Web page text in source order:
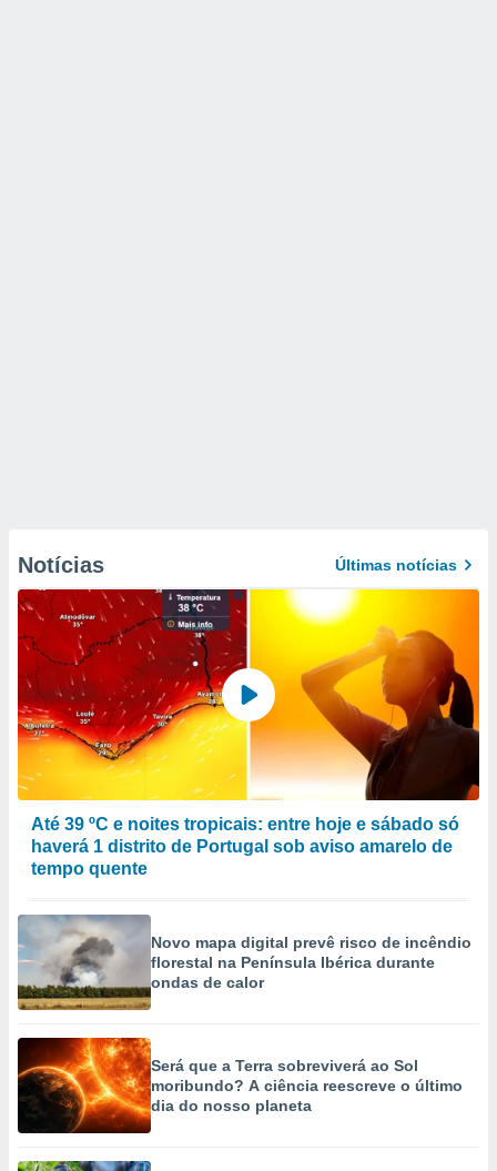
Notícias Últimas notícias
Até 39 ºC e noites tropicais: entre hoje e sábado só
haverá 1 distrito de Portugal sob aviso amarelo de
tempo quente
Novo mapa digital prevê risco de incêndio
florestal na Península Ibérica durante
ondas de calor
Será que a Terra sobreviverá ao Sol
moribundo? A ciência reescreve o último
dia do nosso planeta